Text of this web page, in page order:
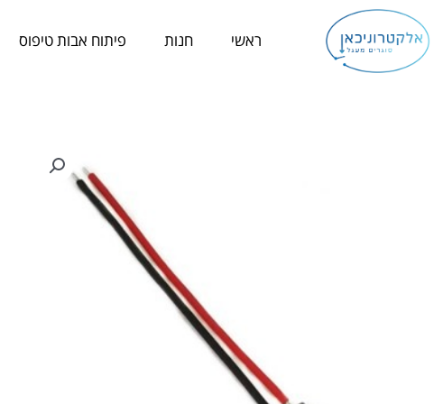
לתוכן
ראשי חנות פיתוח אבות טיפוס